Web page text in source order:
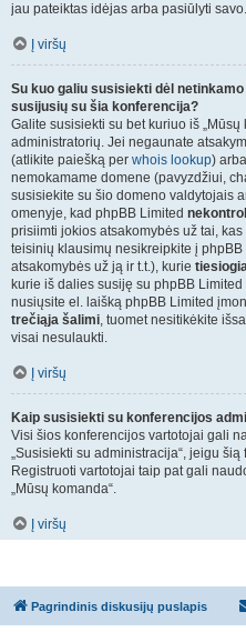
jau pateiktas idėjas arba pasiūlyti savo.
Į viršų
Su kuo galiu susisiekti dėl
susijusių su šia konferencija?
Galite susisiekti su bet kuriuo iš
administratorių. Jei negaunate
(atlikite paiešką per whois lookup)
nemokamame domene (pavyzdžiui,
susisiekite su šio domeno valdytojais
omenyje, kad phpBB Limited
prisiimti jokios atsakomybės už tai,
teisinių klausimų nesikreipkite į
atsakomybės už ją ir t.t.), kurie
kurie iš dalies susiję su phpBB
nusiųsite el. laišką phpBB Limited
trečiąja šalimi, tuomet nesitikėkite
visai nesulaukti.
Į viršų
Kaip susisiekti su konferencijos
Visi šios konferencijos vartotojai gali
„Susisiekti su administracija“, jeigu
Registruoti vartotojai taip pat gali
„Mūsų komanda“.
Į viršų
Pagrindinis diskusijų puslapis